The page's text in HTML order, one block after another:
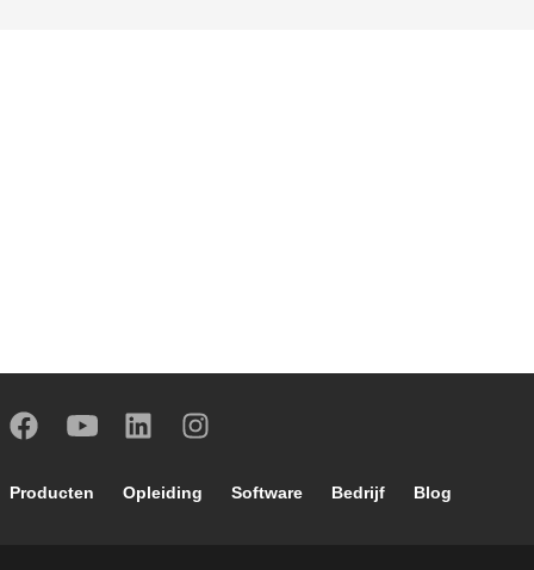
Footer main navigation
Producten Opleiding Software Bedrijf Blog